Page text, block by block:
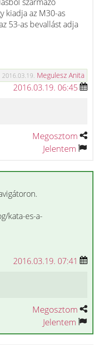
kiadja az M30-as
53-as bevallást adja
2016.03.19. Megulesz Anita
2016.03.19. 06:45
Megosztom
Jelentem
kata-es-a-
2016.03.19. 07:41
Megosztom
Jelentem